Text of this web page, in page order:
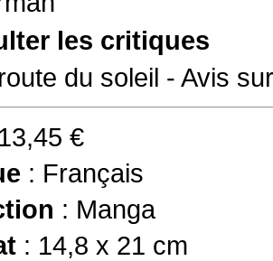
les critiques
du soleil - Avis
€
: Français
: Manga
: 14,8 x 21 cm